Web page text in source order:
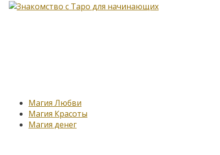
Магия Любви
Магия Красоты
Магия денег